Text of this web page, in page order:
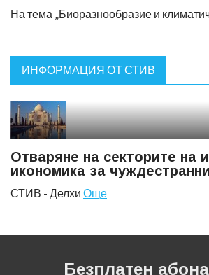
На тема „Биоразнообразие и
ИНФОРМАЦИЯ ОТ СТИВ
Отваряне на секторите на
икономика за
СТИВ - Делхи Още
Безплатен